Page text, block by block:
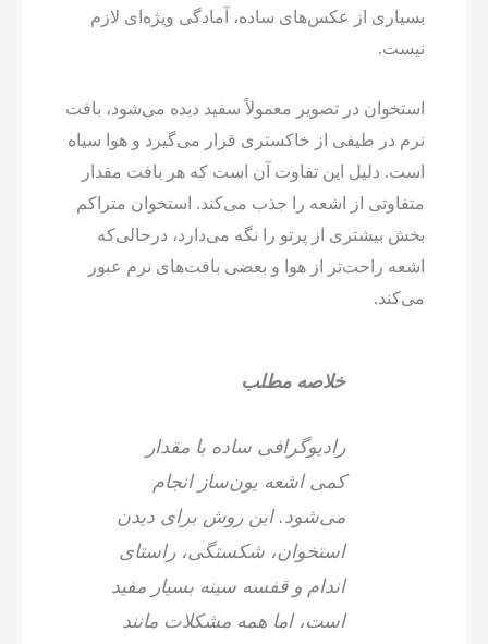
بسیاری از عکس‌های ساده، آمادگی ویژه‌ای لازم
نیست.
استخوان در تصویر معمولاً سفید دیده می‌شود، بافت
نرم در طیفی از خاکستری قرار می‌گیرد و هوا سیاه
است. دلیل این تفاوت آن است که هر بافت مقدار
متفاوتی از اشعه را جذب می‌کند. استخوان متراکم
بخش بیشتری از پرتو را نگه می‌دارد، درحالی‌که
اشعه راحت‌تر از هوا و بعضی بافت‌های نرم عبور
می‌کند.
خلاصه مطلب
رادیوگرافی ساده با مقدار
کمی اشعه یون‌ساز انجام
می‌شود. این روش برای دیدن
استخوان، شکستگی، راستای
اندام و قفسه سینه بسیار مفید
است، اما همه مشکلات مانند